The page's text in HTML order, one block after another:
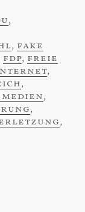
,
, fake
fdp, freie
,
,
,
,
,